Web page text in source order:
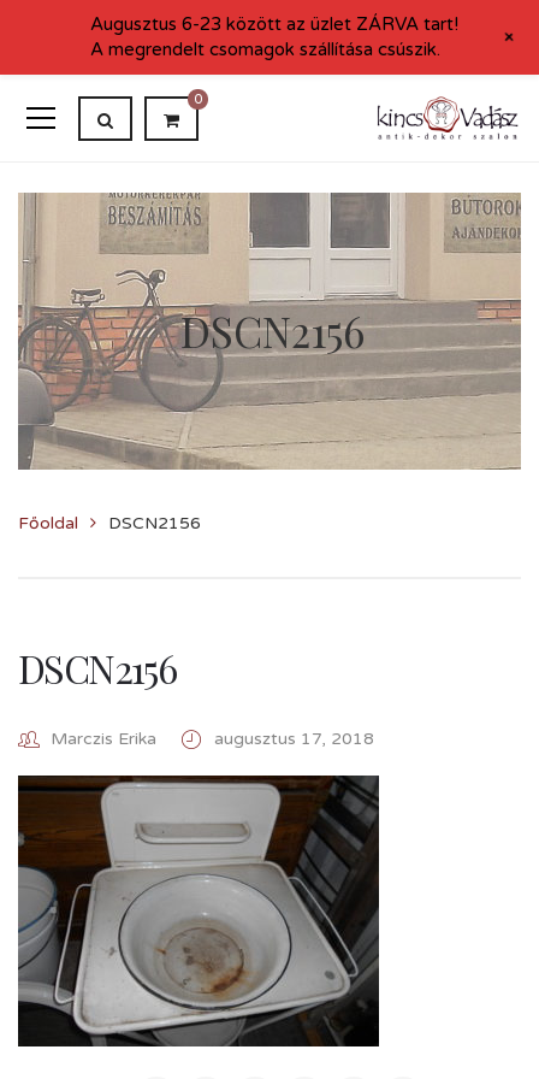
0
DSCN2156
Főoldal DSCN2156
DSCN2156
Marczis Erika augusztus 17, 2018
Augusztus 6-23 között az üzlet ZÁRVA tart!
A megrendelt csomagok szállítása csúszik.
+